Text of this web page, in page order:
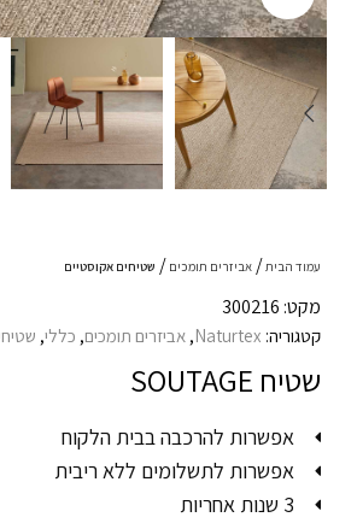
עמוד הבית אביזרים תומכים שטיחים אקוסטיים
מקט: 300216
קטגוריה: Naturtex
, אביזרים תומכים, כללי,
שטיח SOUTAGE
אפשרות להרכבה בבית הלקוח
אפשרות לתשלומים ללא ריבית
3 שנות אחריות